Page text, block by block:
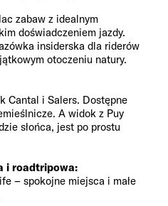
zabaw z idealnym
doświadczeniem jazdy.
insiderska dla riderów
otoczeniu natury.
Cantal i Salers. Dostępne
A widok z Puy
słońca, jest po prostu
i roadtripowa:
– spokojne miejsca i małe